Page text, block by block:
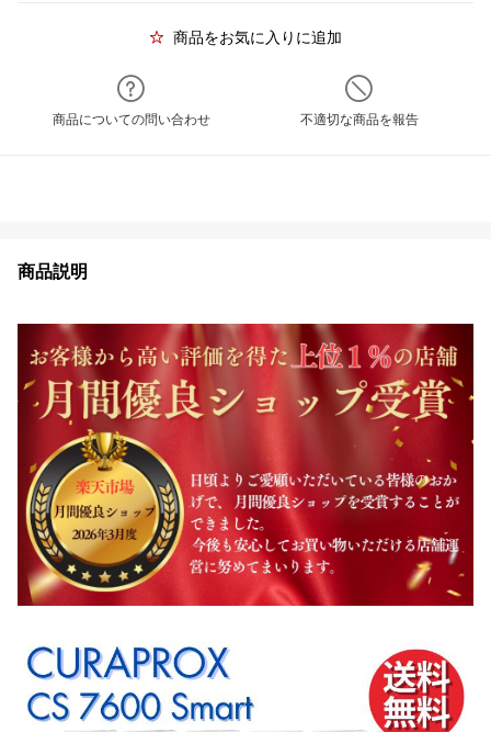
商品をお気に入りに追加
商品についての問い合わせ 不適切な商品を報告
商品説明